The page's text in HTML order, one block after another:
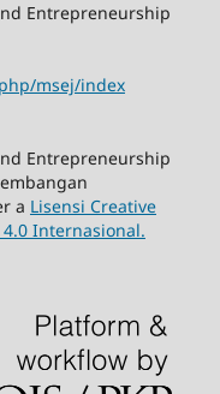
Entrepreneurship
msej/index
Entrepreneurship
a Lisensi Creative
Internasional.